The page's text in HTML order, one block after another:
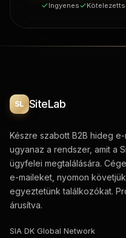
Ingyenes
SL SiteLab
Készre szabott B2B hideg
ugyanaz a rendszer, amit a
ügyfelei megtalálására.
e-maileket, nyomon
egyeztetünk találkozókat.
árusítva.
SIA DK Global Network